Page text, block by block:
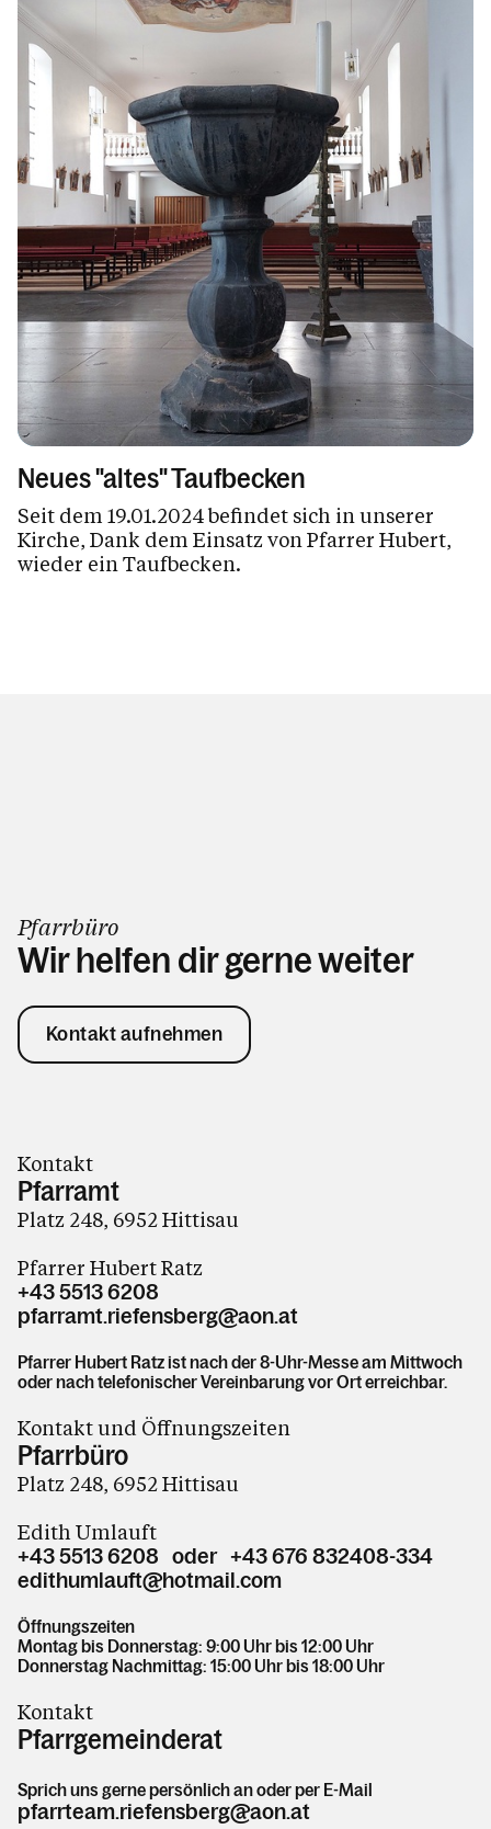
Neues "altes" Taufbecken
Seit dem 19.01.2024 befindet sich in unserer
Kirche, Dank dem Einsatz von Pfarrer Hubert,
wieder ein Taufbecken.
Pfarrbüro
Wir helfen dir gerne weiter
Kontakt aufnehmen
Kontakt
Pfarramt
Platz 248, 6952 Hittisau
Pfarrer Hubert Ratz
+43 5513 6208
pfarramt.riefensberg@aon.at
Pfarrer Hubert Ratz ist nach der 8-Uhr-Messe am Mittwoch
oder nach telefonischer Vereinbarung vor Ort erreichbar.
Kontakt und Öffnungszeiten
Pfarrbüro
Platz 248, 6952 Hittisau
Edith Umlauft
+43 5513 6208 oder +43 676 832408-334
edithumlauft@hotmail.com
Öffnungszeiten
Montag bis Donnerstag: 9:00 Uhr bis 12:00 Uhr
Donnerstag Nachmittag: 15:00 Uhr bis 18:00 Uhr
Kontakt
Pfarrgemeinderat
Sprich uns gerne persönlich an oder per E-Mail
pfarrteam.riefensberg@aon.at